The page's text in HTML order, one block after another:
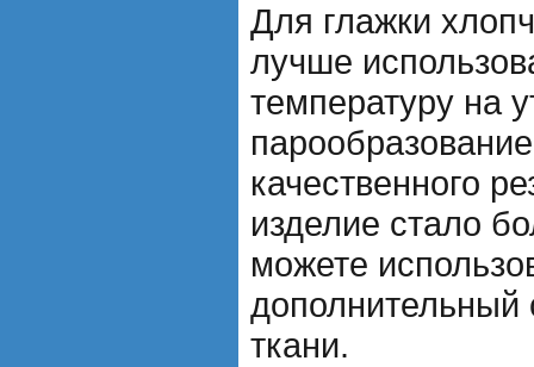
Для глажки
лучше
температуру на
качественного
изделие стало
можете
дополнительный
ткани.